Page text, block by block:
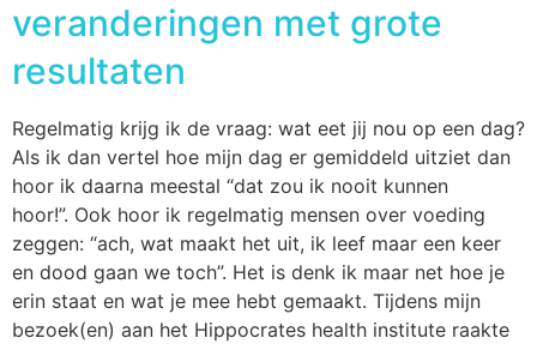
veranderingen met grote
resultaten
Regelmatig krijg ik de vraag: wat eet jij nou op een dag?
Als ik dan vertel hoe mijn dag er gemiddeld uitziet dan
hoor ik daarna meestal “dat zou ik nooit kunnen
hoor!”. Ook hoor ik regelmatig mensen over voeding
zeggen: “ach, wat maakt het uit, ik leef maar een keer
en dood gaan we toch”. Het is denk ik maar net hoe je
erin staat en wat je mee hebt gemaakt. Tijdens mijn
bezoek(en) aan het Hippocrates health institute raakte